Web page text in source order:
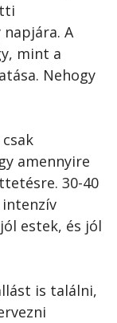
A
mint a
Nehogy
amennyire
30-40
estek, és jól
is találni,